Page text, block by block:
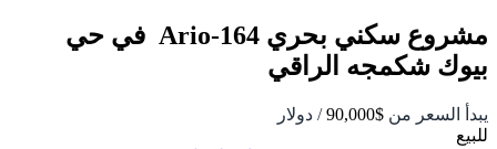
مشروع سكني بحري Ario-164 في حي
بيوك شكمجه الراقي
يبدأ السعر من $90,000
/ دولار
للبيع